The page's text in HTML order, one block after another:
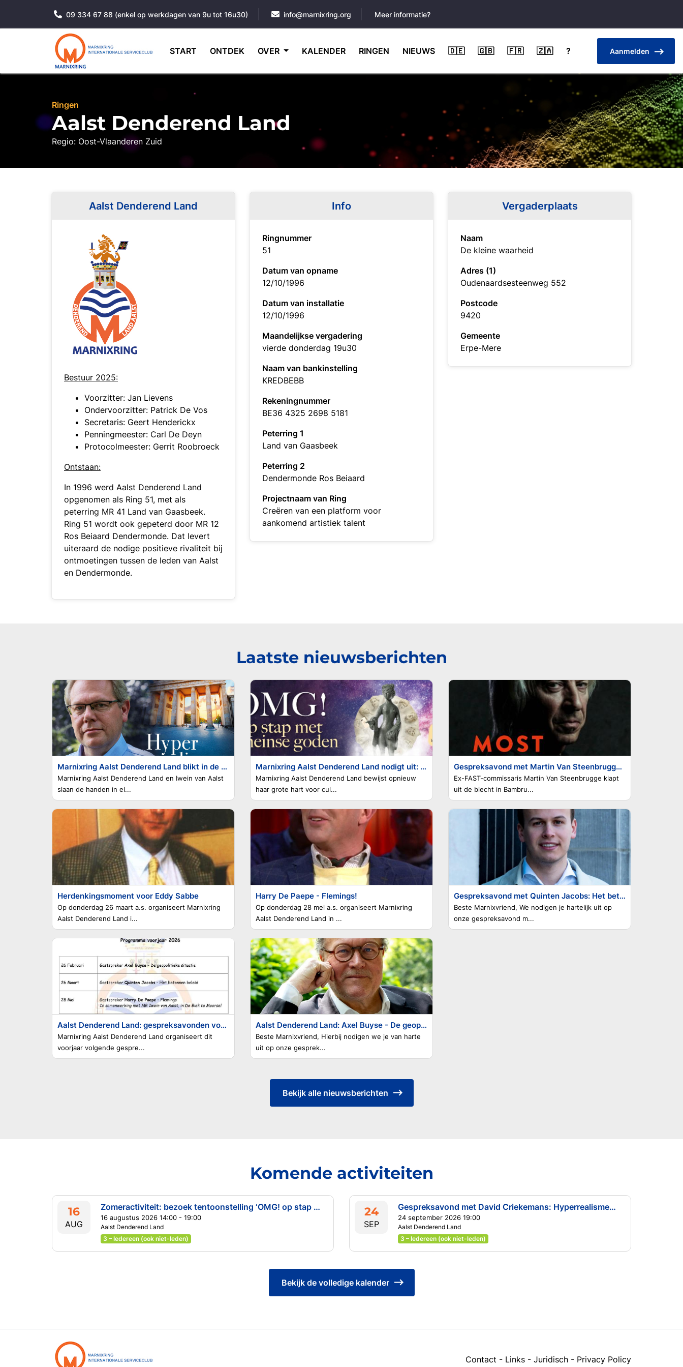
09 334 67 88 (enkel op werkdagen van 9u tot 16u30) info@marnixring.org Meer informatie?
START ONTDEK OVER KALENDER RINGEN NIEUWS 🇩🇪 🇬🇧 🇫🇷 🇿🇦 ? Aanmelden
Ringen
Aalst Denderend Land
Regio: Oost-Vlaanderen Zuid
Aalst Denderend Land
Bestuur 2025:
Voorzitter: Jan Lievens
Ondervoorzitter: Patrick De Vos
Secretaris: Geert Henderickx
Penningmeester: Carl De Deyn
Protocolmeester: Gerrit Roobroeck
Ontstaan:
In 1996 werd Aalst Denderend Land
opgenomen als Ring 51, met als
peterring MR 41 Land van Gaasbeek.
Ring 51 wordt ook gepeterd door MR 12
Ros Beiaard Dendermonde. Dat levert
uiteraard de nodige positieve rivaliteit bij
ontmoetingen tussen de leden van Aalst
en Dendermonde.
Info
Ringnummer
51
Datum van opname
12/10/1996
Datum van installatie
12/10/1996
Maandelijkse vergadering
vierde donderdag 19u30
Naam van bankinstelling
KREDBEBB
Rekeningnummer
BE36 4325 2698 5181
Peterring 1
Land van Gaasbeek
Peterring 2
Dendermonde Ros Beiaard
Projectnaam van Ring
Creëren van een platform voor
aankomend artistiek talent
Vergaderplaats
Naam
De kleine waarheid
Adres (1)
Oudenaardsesteenweg 552
Postcode
9420
Gemeente
Erpe-Mere
Laatste nieuwsberichten
Marnixring Aalst Denderend Land blikt in de geopolitieke toekomst met professor David Criekemans
Marnixring Aalst Denderend Land en Iwein van Aalst
slaan de handen in el...
Marnixring Aalst Denderend Land nodigt uit: Ontdek Romeinse goden en keizer Trajanus in Velzeke
Marnixring Aalst Denderend Land bewijst opnieuw
haar grote hart voor cul...
Gespreksavond met Martin Van Steenbrugge - Most Wanted. 20 jaar lang jagen op voortvluchtige criminelen
Ex-FAST-commissaris Martin Van Steenbrugge klapt
uit de biecht in Bambru...
Herdenkingsmoment voor Eddy Sabbe
Op donderdag 26 maart a.s. organiseert Marnixring
Aalst Denderend Land i...
Harry De Paepe - Flemings!
Op donderdag 28 mei a.s. organiseert Marnixring
Aalst Denderend Land in ...
Gespreksavond met Quinten Jacobs: Het betonnen beleid
Beste Marnixvriend, We nodigen je hartelijk uit op
onze gespreksavond m...
Aalst Denderend Land: gespreksavonden voorjaar 2026
Marnixring Aalst Denderend Land organiseert dit
voorjaar volgende gespre...
Aalst Denderend Land: Axel Buyse - De geopolitieke situatie
Beste Marnixvriend, Hierbij nodigen we je van harte
uit op onze gesprek...
Bekijk alle nieuwsberichten
Komende activiteiten
16
AUG
Zomeractiviteit: bezoek tentoonstelling ‘OMG! op stap met Romeinse goden’ (Archeocentrum Velzeke)
16 augustus 2026 14:00 - 19:00
Aalst Denderend Land
3 – Iedereen (ook niet-leden)
24
SEP
Gespreksavond met David Criekemans: Hyperrealisme. Europa in een nieuw geopolitiek tijdperk
24 september 2026 19:00
Aalst Denderend Land
3 – Iedereen (ook niet-leden)
Bekijk de volledige kalender
Contact - Links - Juridisch - Privacy Policy